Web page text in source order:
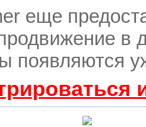
еще
в
появляются